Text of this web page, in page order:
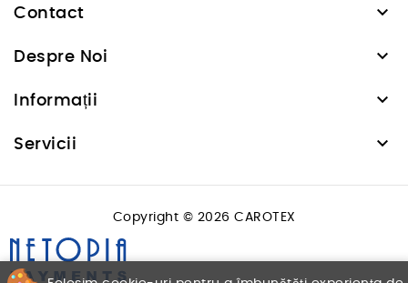
Contact 
Despre Noi 
Informații 
Servicii 
Copyright © 2026 CAROTEX